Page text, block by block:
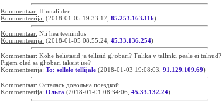
Kommentaar: Hinnaliider
Kommenteerija: (2018-01-05 19:33:17, 85.253.163.116)
Kommentaar: Nii hea teenindus
Kommenteerija: (2018-01-05 08:55:24, 45.33.136.254)
Kommentaar: Kohe helistasid ja tellisid gljobari? Tulika v tallinki peale ei tulnud?
Pigem oled sa gljobari taksist ise?
Kommenteerija: To: sellele tellijale (2018-01-03 19:08:03, 91.129.109.69)
Kommentaar: Осталась довольна поездкой.
Kommenteerija: Ольга (2018-01-01 08:34:06, 45.33.132.24)